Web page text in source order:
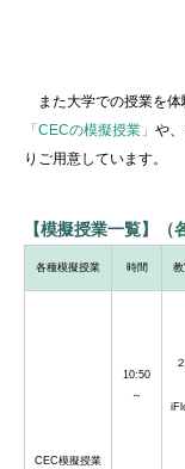
また大学での授業を体
「CECの模擬授業」 や
りご用意しています。
【模擬授業一覧】（
各種模擬授業 時間
CEC模擬授業
10:50
～